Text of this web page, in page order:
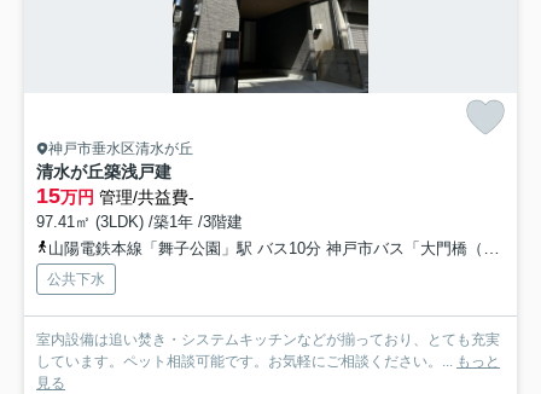
神戸市垂水区清水が丘
清水が丘築浅戸建
15万円 管理/共益費-
97.41㎡ (3LDK) /築1年 /3階建
山陽電鉄本線「舞子公園」駅 バス10分 神戸市バス「大門橋（兵庫県）」 停歩13分
公共下水
室内設備は追い焚き・システムキッチンなどが揃っており、とても充実
しています。ペット相談可能です。お気軽にご相談ください。...
もっと
見る